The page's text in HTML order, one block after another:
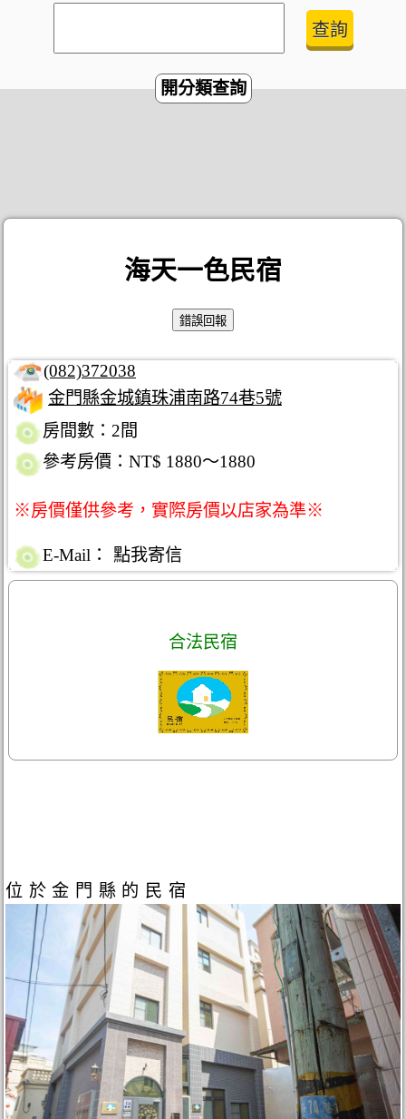
開分類查詢
海天一色民宿
(082)372038
金門縣金城鎮珠浦南路74巷5號
房間數：2間
參考房價：NT$ 1880～1880
※房價僅供參考，實際房價以店家為準※
E-Mail： 點我寄信
合法民宿
位於金門縣的民宿